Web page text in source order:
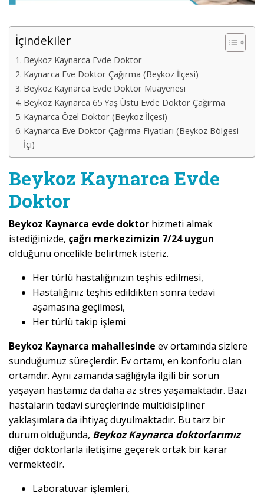
İçindekiler
Beykoz Kaynarca Evde Doktor
Kaynarca Eve Doktor Çağırma (Beykoz İlçesi)
Beykoz Kaynarca Evde Doktor Muayenesi
Beykoz Kaynarca 65 Yaş Üstü Evde Doktor Çağırma
Kaynarca Özel Doktor (Beykoz İlçesi)
Kaynarca Eve Doktor Çağırma Fiyatları (Beykoz Bölgesi
İçi)
Beykoz Kaynarca Evde
Doktor
Beykoz Kaynarca evde doktor hizmeti almak
istediğinizde, çağrı merkezimizin 7/24 uygun
olduğunu öncelikle belirtmek isteriz.
Her türlü hastalığınızın teşhis edilmesi,
Hastalığınız teşhis edildikten sonra tedavi
aşamasına geçilmesi,
Her türlü takip işlemi
Beykoz Kaynarca mahallesinde ev ortamında sizlere
sunduğumuz süreçlerdir. Ev ortamı, en konforlu olan
ortamdır. Aynı zamanda sağlığıyla ilgili bir sorun
yaşayan hastamız da daha az stres yaşamaktadır. Bazı
hastaların tedavi süreçlerinde multidisipliner
yaklaşımlara da ihtiyaç duyulmaktadır. Bu tarz bir
durum olduğunda, Beykoz Kaynarca doktorlarımız
diğer doktorlarla iletişime geçerek ortak bir karar
vermektedir.
Laboratuvar işlemleri,